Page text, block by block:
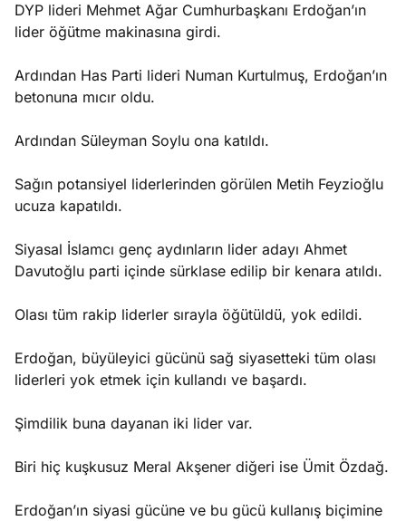
DYP lideri Mehmet Ağar Cumhurbaşkanı Erdoğan’ın
lider öğütme makinasına girdi.
Ardından Has Parti lideri Numan Kurtulmuş, Erdoğan’ın
betonuna mıcır oldu.
Ardından Süleyman Soylu ona katıldı.
Sağın potansiyel liderlerinden görülen Metih Feyzioğlu
ucuza kapatıldı.
Siyasal İslamcı genç aydınların lider adayı Ahmet
Davutoğlu parti içinde sürklase edilip bir kenara atıldı.
Olası tüm rakip liderler sırayla öğütüldü, yok edildi.
Erdoğan, büyüleyici gücünü sağ siyasetteki tüm olası
liderleri yok etmek için kullandı ve başardı.
Şimdilik buna dayanan iki lider var.
Biri hiç kuşkusuz Meral Akşener diğeri ise Ümit Özdağ.
Erdoğan’ın siyasi gücüne ve bu gücü kullanış biçimine